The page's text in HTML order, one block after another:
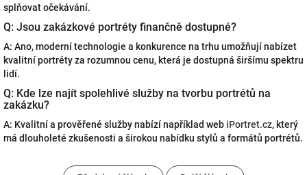
splňovat očekávání.
Q: Jsou zakázkové portréty finančně dostupné?
A: Ano, moderní technologie a konkurence na trhu umožňují nabízet
kvalitní portréty za rozumnou cenu, která je dostupná širšímu spektru
lidí.
Q: Kde lze najít spolehlivé služby na tvorbu portrétů na
zakázku?
A: Kvalitní a prověřené služby nabízí například web iPortret.cz, který
má dlouholeté zkušenosti a širokou nabídku stylů a formátů portrétů.